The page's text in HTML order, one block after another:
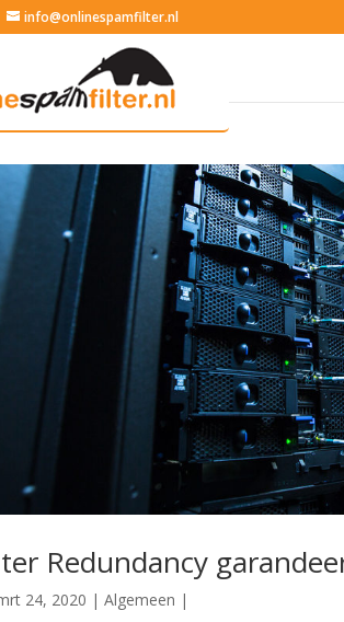
info@onlinespamfilter.nl
Redundancy
24, 2020 |Algemeen |